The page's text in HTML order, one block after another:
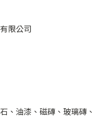
限公司
、油漆、磁磚、玻璃磚、